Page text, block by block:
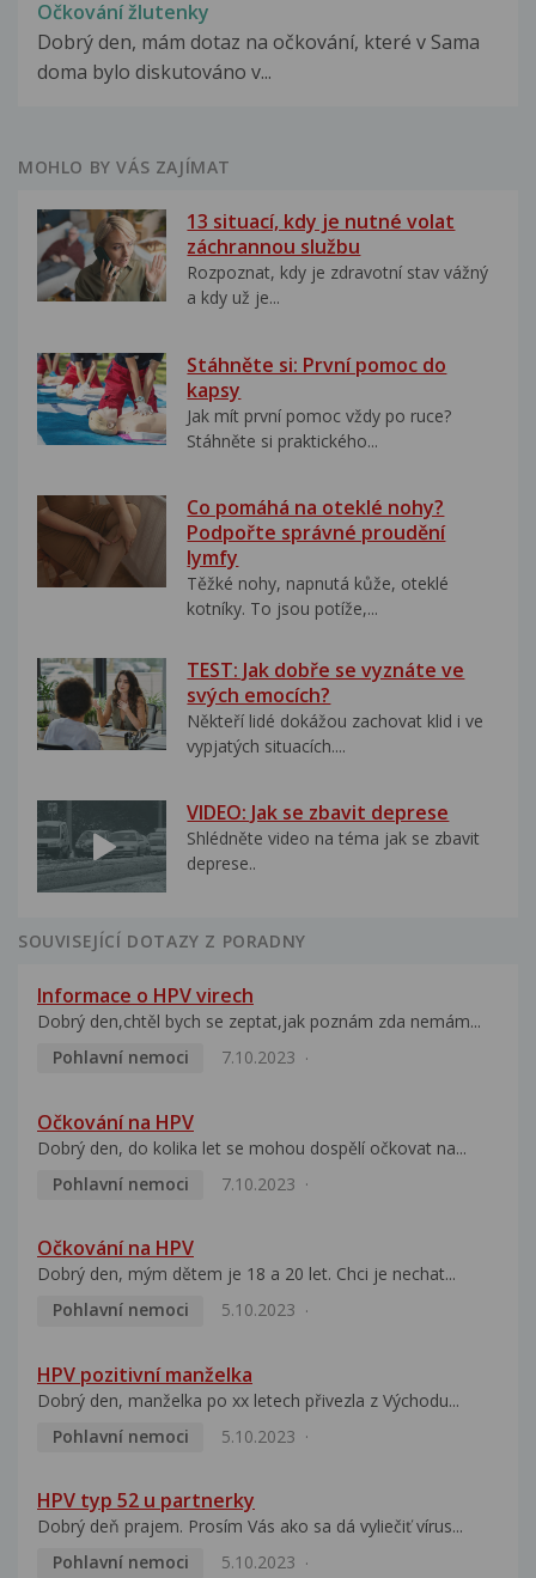
Očkování žlutenky
Dobrý den, mám dotaz na očkování, které v Sama
doma bylo diskutováno v...
MOHLO BY VÁS ZAJÍMAT
13 situací, kdy je nutné volat
záchrannou službu
Rozpoznat, kdy je zdravotní stav vážný
a kdy už je...
Stáhněte si: První pomoc do
kapsy
Jak mít první pomoc vždy po ruce?
Stáhněte si praktického...
Co pomáhá na oteklé nohy?
Podpořte správné proudění
lymfy
Těžké nohy, napnutá kůže, oteklé
kotníky. To jsou potíže,...
TEST: Jak dobře se vyznáte ve
svých emocích?
Někteří lidé dokážou zachovat klid i ve
vypjatých situacích....
VIDEO: Jak se zbavit deprese
Shlédněte video na téma jak se zbavit
deprese..
SOUVISEJÍCÍ DOTAZY Z PORADNY
Informace o HPV virech
Dobrý den,chtěl bych se zeptat,jak poznám zda nemám...
Pohlavní nemoci
7.10.2023
Očkování na HPV
Dobrý den, do kolika let se mohou dospělí očkovat na...
Pohlavní nemoci
7.10.2023
Očkování na HPV
Dobrý den, mým dětem je 18 a 20 let. Chci je nechat...
Pohlavní nemoci
5.10.2023
HPV pozitivní manželka
Dobrý den, manželka po xx letech přivezla z Východu...
Pohlavní nemoci
5.10.2023
HPV typ 52 u partnerky
Dobrý deň prajem. Prosím Vás ako sa dá vyliečiť vírus...
Pohlavní nemoci
5.10.2023